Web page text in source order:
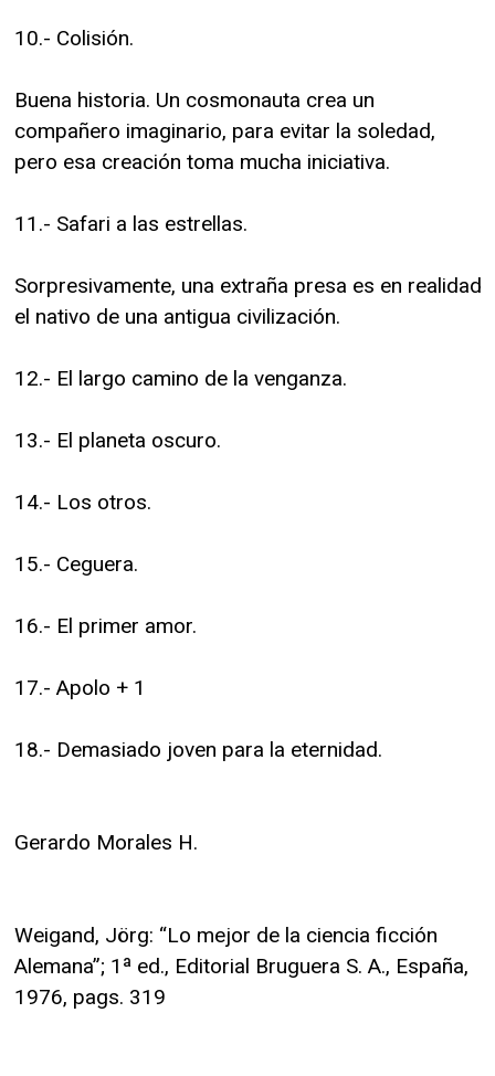
10.- Colisión.
Buena historia. Un cosmonauta crea un
compañero imaginario, para evitar la soledad,
pero esa creación toma mucha iniciativa.
11.- Safari a las estrellas.
Sorpresivamente, una extraña presa es en realidad
el nativo de una antigua civilización.
12.- El largo camino de la venganza.
13.- El planeta oscuro.
14.- Los otros.
15.- Ceguera.
16.- El primer amor.
17.- Apolo + 1
18.- Demasiado joven para la eternidad.
Gerardo Morales H.
Weigand, Jörg: “Lo mejor de la ciencia ficción
Alemana”; 1ª ed., Editorial Bruguera S. A., España,
1976, pags. 319